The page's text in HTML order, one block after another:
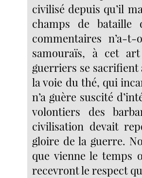
civilisé depuis qu’il
champs de bataille
commentaires n’a-
samouraïs, à cet
guerriers se sacrifient
la voie du thé, qui
n’a guère suscité
volontiers des
civilisation devait
gloire de la guerre.
que vienne le temps
recevront le respect